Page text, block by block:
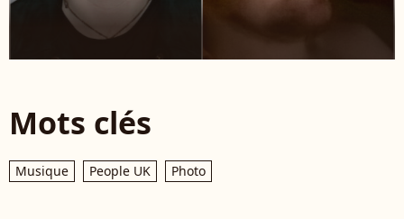
Mots clés
Musique People UK Photo